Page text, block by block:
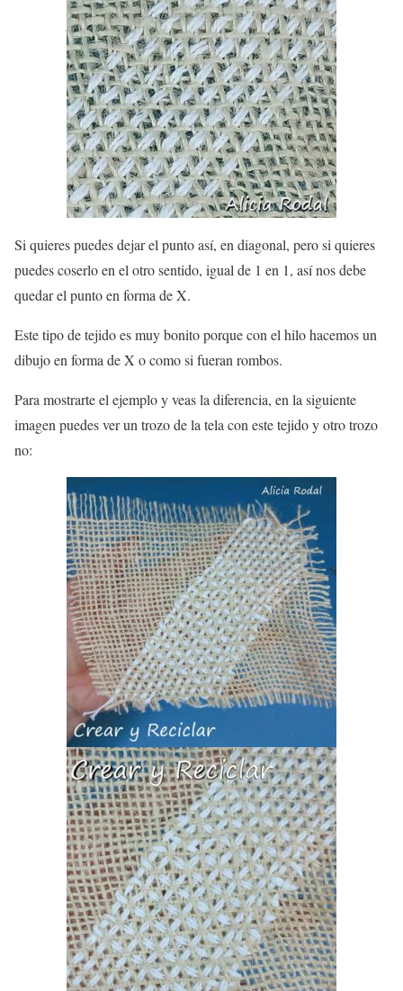
Si quieres puedes dejar el punto así, en diagonal, pero si quieres
puedes coserlo en el otro sentido, igual de 1 en 1, así nos debe
quedar el punto en forma de X.
Este tipo de tejido es muy bonito porque con el hilo hacemos un
dibujo en forma de X o como si fueran rombos.
Para mostrarte el ejemplo y veas la diferencia, en la siguiente
imagen puedes ver un trozo de la tela con este tejido y otro trozo
no: